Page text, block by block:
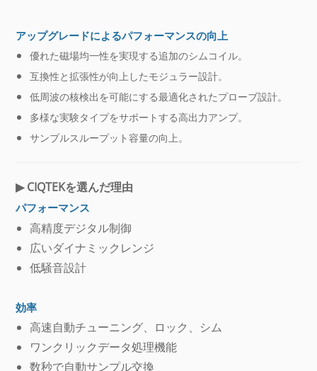
アップグレードによるパフォーマンスの向上
優れた磁場均一性を実現する追加のシムコイル。
互換性と拡張性が向上したモジュラー設計。
低周波の核検出を可能にする最適化されたプローブ設計。
多様な実験タイプをサポートする高出力アンプ。
サンプルスループット容量の向上。
▶CIQTEKを選んだ理由
パフォーマンス
高精度デジタル制御
広いダイナミックレンジ
低騒音設計
効率
高速自動チューニング、ロック、シム
ワンクリックデータ処理機能
数秒で自動サンプル交換